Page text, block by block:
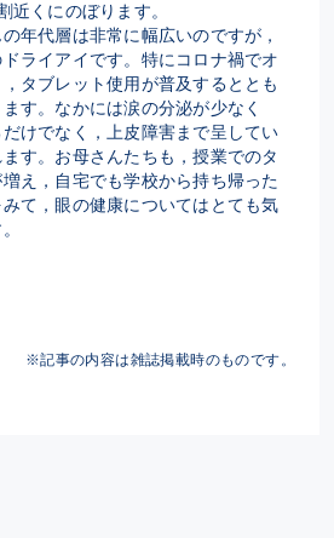
近くにのぼります。
年代層は非常に幅広いのですが，
ライアイです。特にコロナ禍でオ
タブレット使用が普及するととも
す。なかには涙の分泌が少なく
だけでなく，上皮障害まで呈してい
す。お母さんたちも，授業でのタ
え，自宅でも学校から持ち帰った
て，眼の健康についてはとても気
※記事の内容は雑誌掲載時のものです。